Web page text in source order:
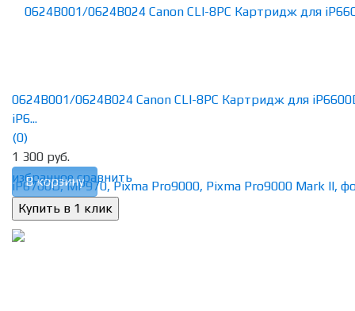
избранное сравнить
0624B001/0624B024 Canon CLI-8PC Картридж для
iP6...
(0)
1 300 руб.
В корзину